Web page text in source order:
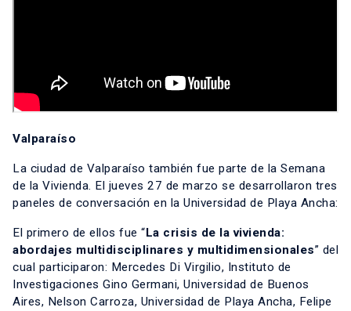
Valparaíso
La ciudad de Valparaíso también fue parte de la Semana
de la Vivienda. El jueves 27 de marzo se desarrollaron tres
paneles de conversación en la Universidad de Playa Ancha:
El primero de ellos fue “La crisis de la vivienda:
abordajes multidisciplinares y multidimensionales” del
cual participaron: Mercedes Di Virgilio, Instituto de
Investigaciones Gino Germani, Universidad de Buenos
Aires, Nelson Carroza, Universidad de Playa Ancha, Felipe